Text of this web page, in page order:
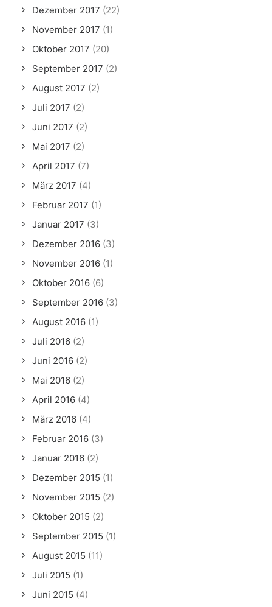
Dezember 2017 (22)
November 2017 (1)
Oktober 2017 (20)
September 2017 (2)
August 2017 (2)
Juli 2017 (2)
Juni 2017 (2)
Mai 2017 (2)
April 2017 (7)
März 2017 (4)
Februar 2017 (1)
Januar 2017 (3)
Dezember 2016 (3)
November 2016 (1)
Oktober 2016 (6)
September 2016 (3)
August 2016 (1)
Juli 2016 (2)
Juni 2016 (2)
Mai 2016 (2)
April 2016 (4)
März 2016 (4)
Februar 2016 (3)
Januar 2016 (2)
Dezember 2015 (1)
November 2015 (2)
Oktober 2015 (2)
September 2015 (1)
August 2015 (11)
Juli 2015 (1)
Juni 2015 (4)